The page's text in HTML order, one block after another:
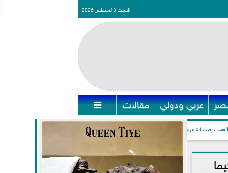
السبت 8 أغسطس 2026
عربي ودولي مقالات 
بتوقيت القاهرة